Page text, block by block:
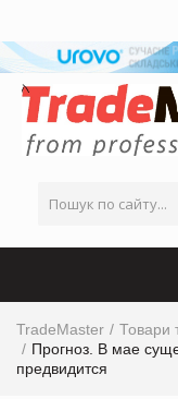
TradeMaster Товари
Прогноз. В мае
предвидится